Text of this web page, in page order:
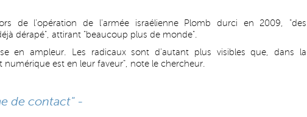
de l'opération de l'armée israélienne Plomb durci en 2009, "des
dérapé", attirant "beaucoup plus de monde".
en ampleur. Les radicaux sont d'autant plus visibles que, dans la
est en leur faveur", note le chercheur.
de contact" -